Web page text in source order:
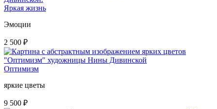
Яркая жизнь
Эмоции
2 500 ₽
Оптимизм
яркие цветы
9 500 ₽